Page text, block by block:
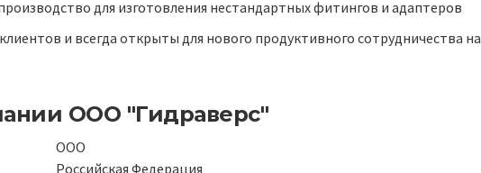
для изготовления нестандартных фитингов и адаптеров
и всегда открыты для нового продуктивного сотрудничества на
ООО "Гидраверс"
ООО
Российская Федерация